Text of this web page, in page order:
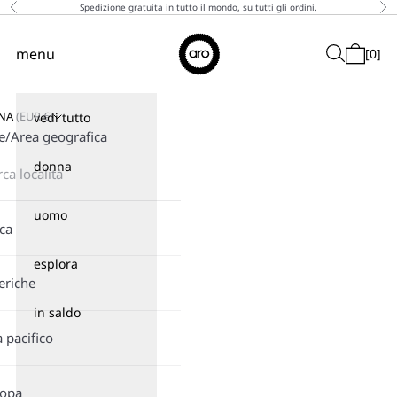
↵Skip to content
↵Skip to menu
↵Skip to footer
↵Open Accessibility Widget
Vai al contenuto
Precedente Spedizione gratuita in tutto il mondo, su tutti gli ordini.
Aro
Menù
menu Cerca
Carrello
[0]
vedi tutto
donna
uomo
esplora
in saldo
(EUR€)
Area geografica
pacifico